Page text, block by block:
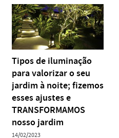
Tipos de iluminação
para valorizar o seu
jardim à noite; fizemos
esses ajustes e
TRANSFORMAMOS
nosso jardim
14/02/2023